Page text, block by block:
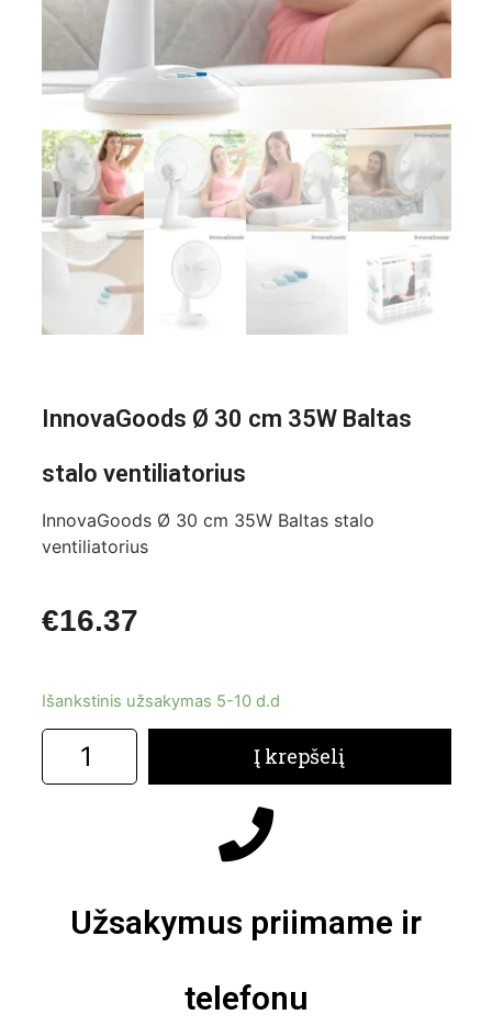
InnovaGoods Ø 30 cm 35W Baltas
stalo ventiliatorius
InnovaGoods Ø 30 cm 35W Baltas stalo
ventiliatorius
€16.37
Išankstinis užsakymas 5-10 d.d
Į krepšelį
Užsakymus priimame ir
telefonu